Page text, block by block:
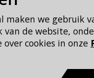
we gebruik
de website,
cookies in onze